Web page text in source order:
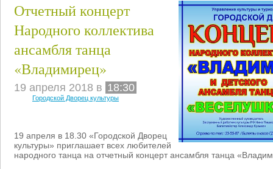
Отчетный концерт
Народного коллектива
ансамбля танца
«Владимирец»
19 апреля 2018 в 18:30
Городской Дворец культуры
19 апреля в 18.30 «Городской Дворец
культуры» приглашает всех любителей
народного танца на отчетный концерт ансамбля танца